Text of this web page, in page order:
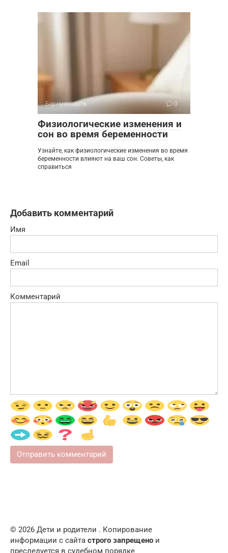
Беременность 0
Физиологические изменения и
сон во время беременности
Узнайте, как физиологические изменения во время
беременности влияют на ваш сон. Советы, как
справиться
Добавить комментарий
Имя
Email
Комментарий
© 2026 Дети и родители . Копирование
информации с сайта строго запрещено и
преследуется в судебном порядке